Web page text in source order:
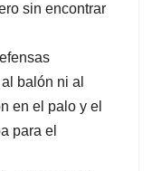
sin encontrar
balón ni al
en el palo y el
para el